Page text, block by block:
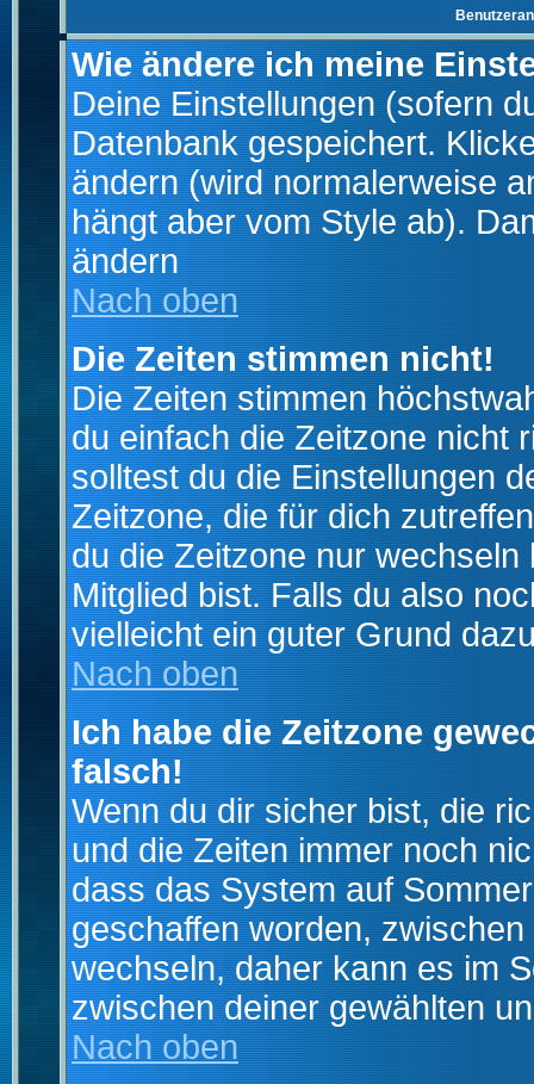
Wie ändere ich meine
Deine Einstellungen (sofern
Datenbank gespeichert.
ändern (wird normalerweise
hängt aber vom Style ab).
ändern
Nach oben
Die Zeiten stimmen nicht!
Die Zeiten stimmen
du einfach die Zeitzone nicht
solltest du die Einstellungen
Zeitzone, die für dich
du die Zeitzone nur
Mitglied bist. Falls du also
vielleicht ein guter Grund
Nach oben
Ich habe die Zeitzone
falsch!
Wenn du dir sicher bist, die
und die Zeiten immer noch
dass das System auf
geschaffen worden,
wechseln, daher kann es im
zwischen deiner gewählten
Nach oben